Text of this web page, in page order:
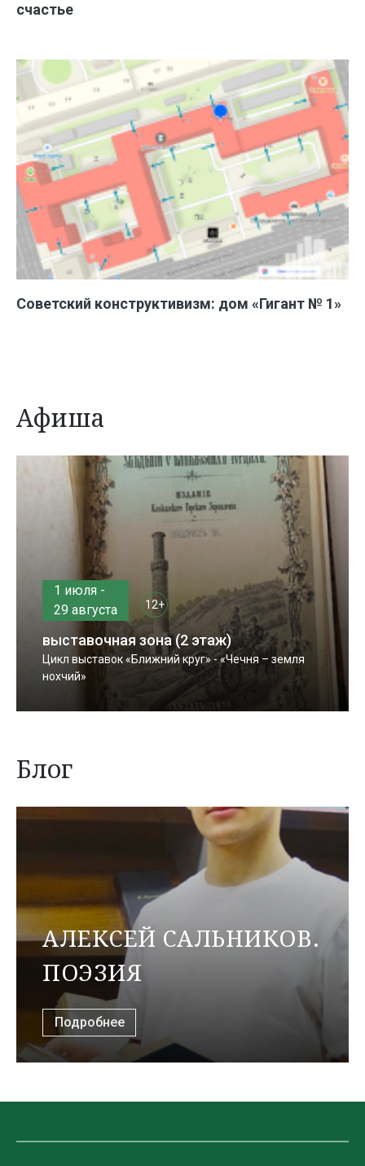
счастье
Советский конструктивизм: дом «Гигант № 1»
Афиша
1 июля -
29 августа
12+
выставочная зона (2 этаж)
Цикл выставок «Ближний круг» - «Чечня – земля
нохчий»
Блог
АЛЕКСЕЙ САЛЬНИКОВ.
ПОЭЗИЯ
Подробнее